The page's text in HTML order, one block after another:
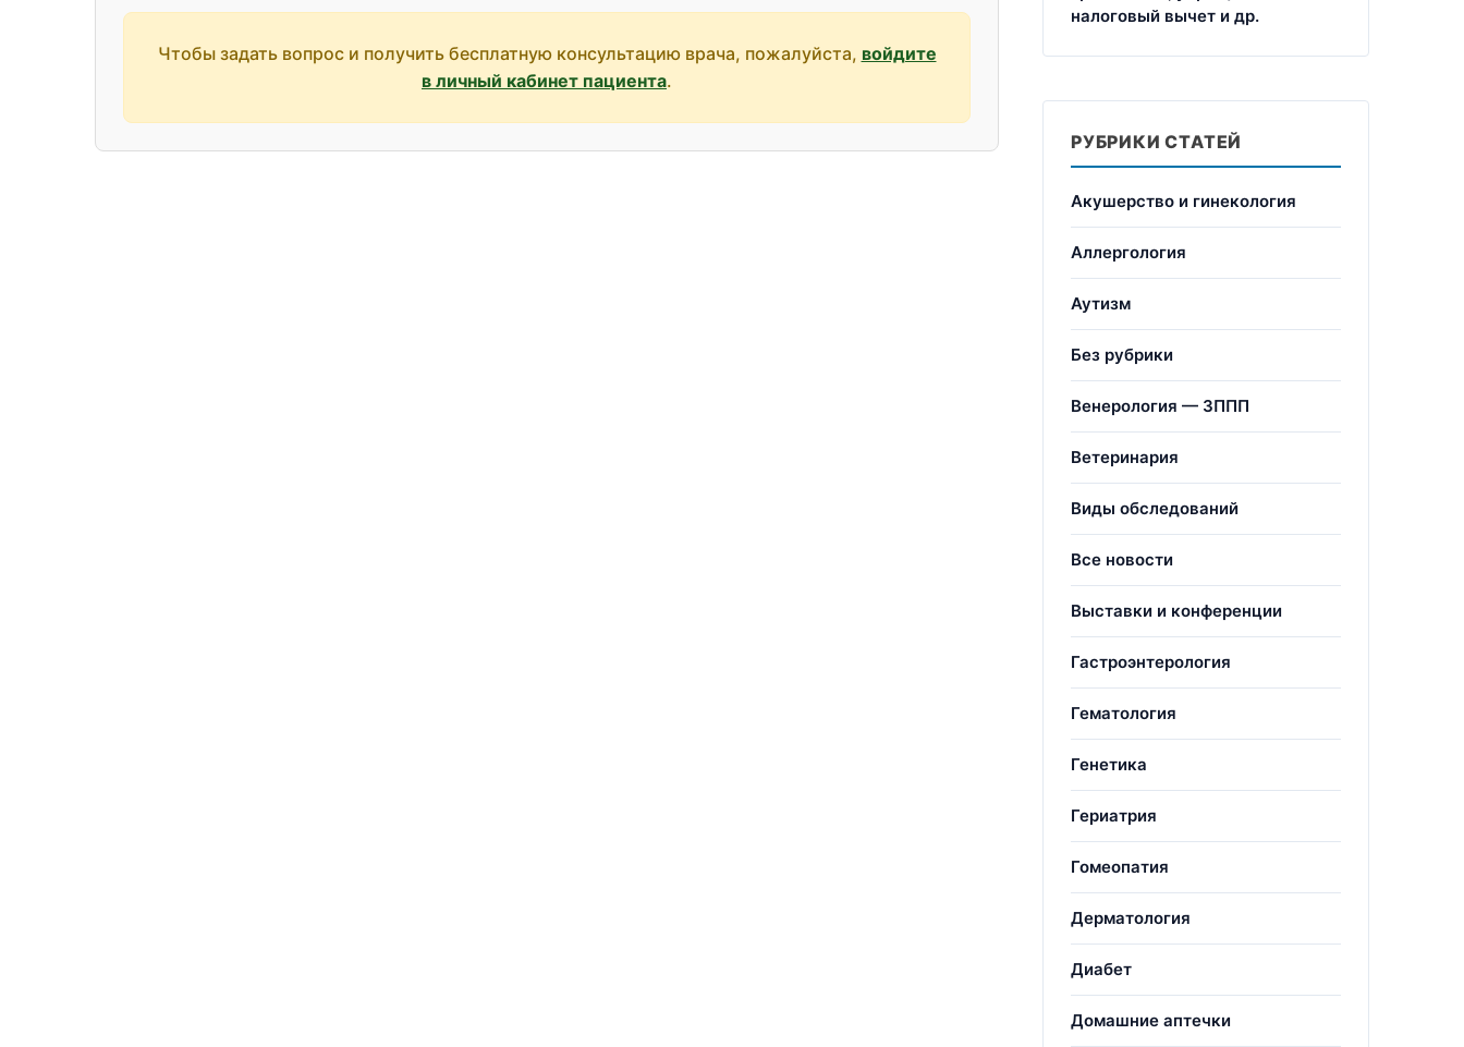
Чтобы задать вопрос и получить бесплатную консультацию врача, пожалуйста, войдите
в личный кабинет пациента.
налоговый вычет и др.
РУБРИКИ СТАТЕЙ
Акушерство и гинекология
Аллергология
Аутизм
Без рубрики
Венерология — ЗППП
Ветеринария
Виды обследований
Все новости
Выставки и конференции
Гастроэнтерология
Гематология
Генетика
Гериатрия
Гомеопатия
Дерматология
Диабет
Домашние аптечки